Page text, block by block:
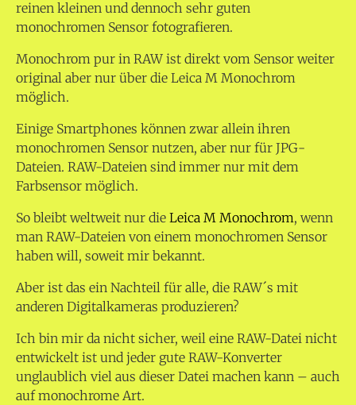
reinen kleinen und dennoch sehr guten
monochromen Sensor fotografieren.
Monochrom pur in RAW ist direkt vom Sensor weiter
original aber nur über die Leica M Monochrom
möglich.
Einige Smartphones können zwar allein ihren
monochromen Sensor nutzen, aber nur für JPG-
Dateien. RAW-Dateien sind immer nur mit dem
Farbsensor möglich.
So bleibt weltweit nur die Leica M Monochrom, wenn
man RAW-Dateien von einem monochromen Sensor
haben will, soweit mir bekannt.
Aber ist das ein Nachteil für alle, die RAW´s mit
anderen Digitalkameras produzieren?
Ich bin mir da nicht sicher, weil eine RAW-Datei nicht
entwickelt ist und jeder gute RAW-Konverter
unglaublich viel aus dieser Datei machen kann – auch
auf monochrome Art.